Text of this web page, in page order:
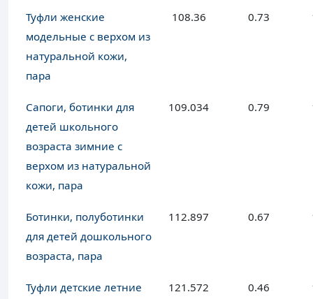
Туфли женские
модельные с верхом из
натуральной кожи,
пара
108.36 0.73
Сапоги, ботинки для
детей школьного
возраста зимние с
верхом из натуральной
кожи, пара
109.034 0.79
Ботинки, полуботинки
для детей дошкольного
возраста, пара
112.897 0.67
Туфли детские летние
121.572 0.46